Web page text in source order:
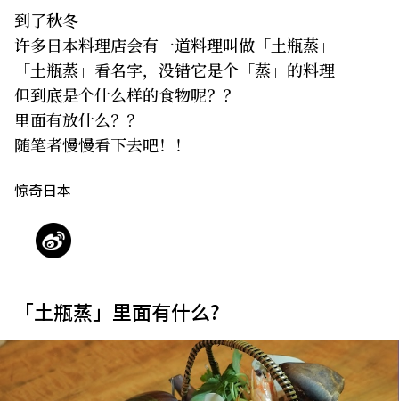
到了秋冬
许多日本料理店会有一道料理叫做「土瓶蒸」
「土瓶蒸」看名字，没错它是个「蒸」的料理
但到底是个什么样的食物呢？？
里面有放什么？？
随笔者慢慢看下去吧！！
惊奇日本
「土瓶蒸」里面有什么?